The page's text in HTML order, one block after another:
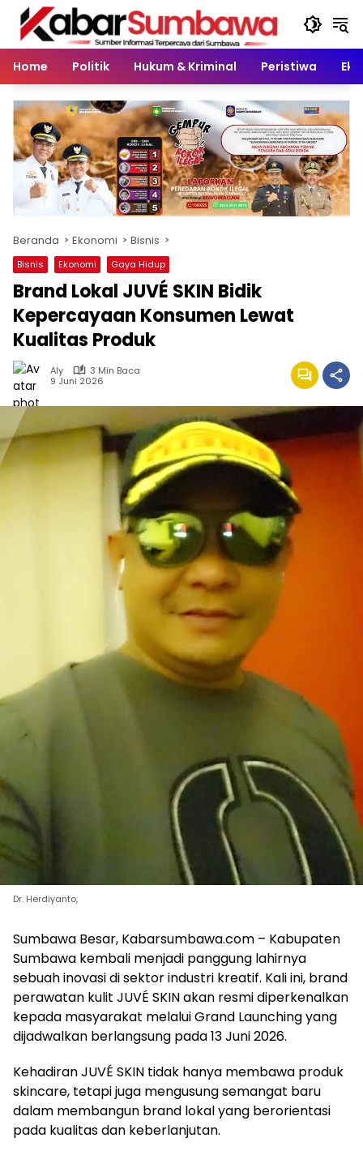
Langsung
konten
Home
Politik Hukum & Kriminal Peristiwa
Beranda Ekonomi Bisnis
Bisnis Ekonomi Gaya Hidup
Brand Lokal JUVÉ SKIN Bidik
Kepercayaan Konsumen Lewat
Kualitas Produk
Aly
3 Min Baca
9 Juni 2026
Dr. Herdiyanto,
Sumbawa Besar, Kabarsumbawa.com – Kabupaten
Sumbawa kembali menjadi panggung lahirnya
sebuah inovasi di sektor industri kreatif. Kali ini, brand
perawatan kulit JUVÉ SKIN akan resmi diperkenalkan
kepada masyarakat melalui Grand Launching yang
dijadwalkan berlangsung pada 13 Juni 2026.
Kehadiran JUVÉ SKIN tidak hanya membawa produk
skincare, tetapi juga mengusung semangat baru
dalam membangun brand lokal yang berorientasi
pada kualitas dan keberlanjutan.